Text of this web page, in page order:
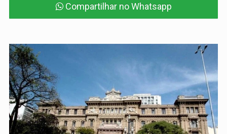
Compartilhar no Whatsapp